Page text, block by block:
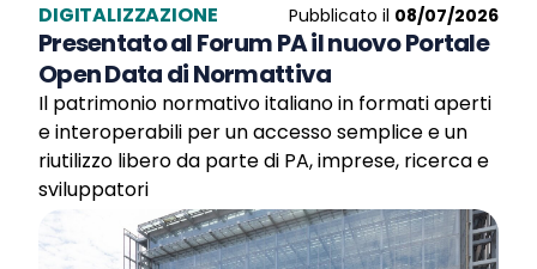
DIGITALIZZAZIONE Pubblicato il 08/07/2026
Presentato al Forum PA il nuovo Portale
Open Data di Normattiva
Il patrimonio normativo italiano in formati aperti
e interoperabili per un accesso semplice e un
riutilizzo libero da parte di PA, imprese, ricerca e
sviluppatori